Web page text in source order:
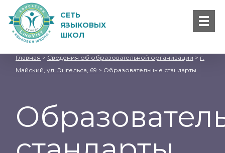
СЕТЬ
ЯЗЫКОВЫХ
ШКОЛ
Главная > Сведения об образовательной организации > г.
Майский, ул. Энгельса, 69 > Образовательные стандарты